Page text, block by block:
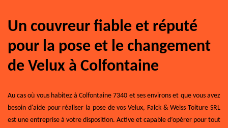
Un couvreur fiable et réputé
pour la pose et le changement
de Velux à Colfontaine
Au cas où vous habitez à Colfontaine 7340 et ses environs et que vous avez
besoin d'aide pour réaliser la pose de vos Velux, Falck & Weiss Toiture SRL
est une entreprise à votre disposition. Active et capable d’opérer pour tout